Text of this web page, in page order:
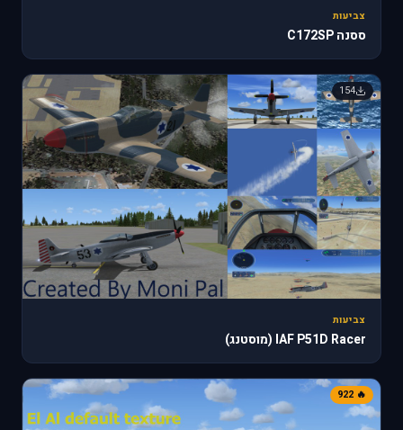
צביעות
ססנה C172SP
154
צביעות
IAF P51D Racer (מוסטנג)
🔥 922